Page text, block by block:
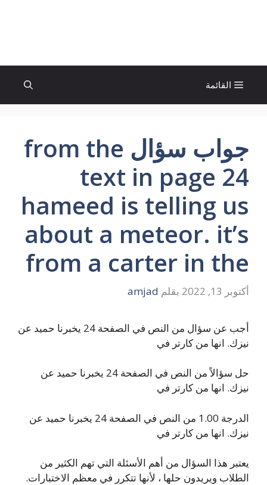
القائمة
جواب سؤال from the
text in page 24
hameed is telling us
about a meteor. it’s
from a carter in the
أكتوبر 13, 2022 بقلم amjad
أجب عن سؤال من النص في الصفحة 24 يخبرنا حميد عن
نيزك. انها من كارتر في
حل سؤالاً من النص في الصفحة 24 يخبرنا حميد عن
نيزك. انها من كارتر في
الدرجة 1.00 من النص في الصفحة 24 يخبرنا حميد عن
نيزك. انها من كارتر في
يعتبر هذا السؤال من أهم الأسئلة التي تهم الكثير من
الطلاب ويريدون حلها ، لأنها تتكرر في معظم الاختبارات.